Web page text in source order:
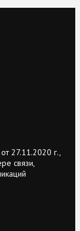
27.11.2020 г.,
связи,